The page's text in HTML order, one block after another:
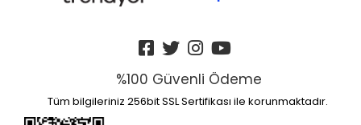
%100 Güvenli Ödeme
Tüm bilgileriniz 256bit SSL Sertifikası ile korunmaktadır.